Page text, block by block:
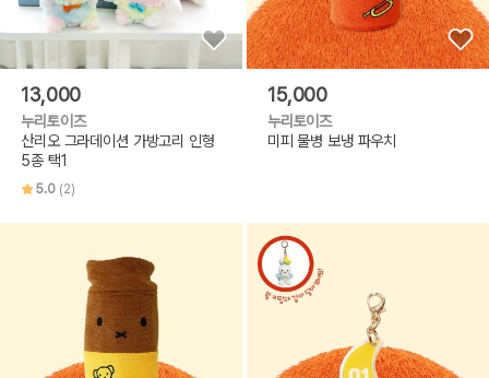
13,000
누리토이즈
산리오 그라데이션 가방고리 인형
5종 택1
5.0 (2)
15,000
누리토이즈
미피 물병 보냉 파우치